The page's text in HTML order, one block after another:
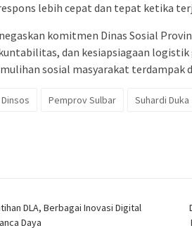
lebih cepat dan tepat ketika
komitmen Dinas Sosial
dan kesiapsiagaan logistik
sosial masyarakat terdampak
Dinsos Pemprov Sulbar Suhardi Duka
DLA, Berbagai Inovasi Digital
Daya